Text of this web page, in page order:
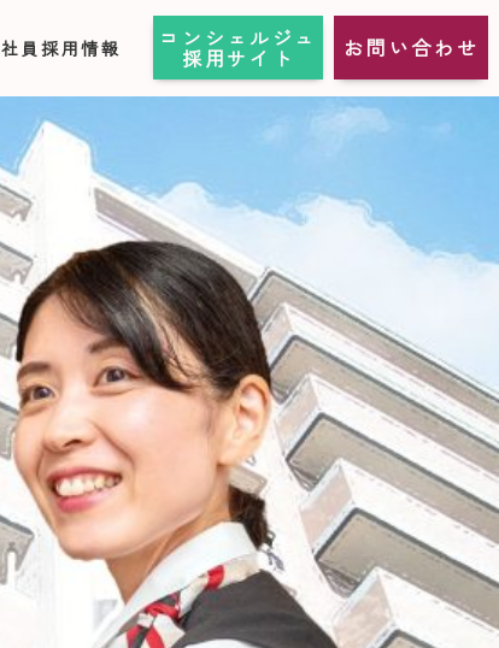
社員採用情報 コンシェルジュ
採用サイト お問い合わせ